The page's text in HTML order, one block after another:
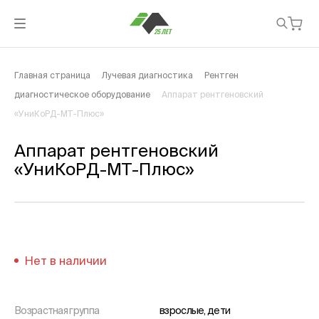
Главная страница Лучевая диагностика Рентген
диагностическое оборудование Аппарат рентгеновский
«УниКоРД-МТ-Плюс»
Аппарат рентгеновский
«УниКоРД-МТ-Плюс»
Нет в наличии
Возрастная группа
взрослые, дети